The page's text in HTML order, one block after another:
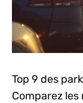
Top 9 des
Comparez